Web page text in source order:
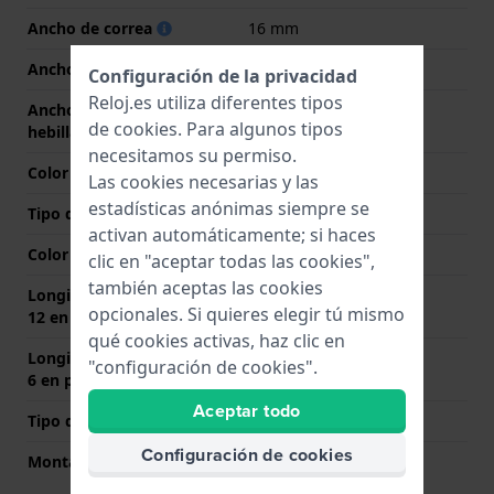
Ancho de correa
16 mm
Ancho de las asas
16 mm
Ancho de correa en la
hebilla
14 mm
Color de correa
Marrón
Tipo de cierre
Ninguno
Color del cierre
N/A
Longitud de la correa a las
12 en punto (mm)
65 mm
Longitud de la correa a las
6 en punto (mm)
105 mm
Tipo de montaje
Pasadores de resorte
Montaje Recto
Si
Configuración de la privacidad
Reloj.es utiliza diferentes tipos
de cookies. Para algunos tipos
necesitamos su permiso.
Las cookies necesarias y las
estadísticas anónimas siempre se
activan automáticamente; si haces
clic en "aceptar todas las cookies",
también aceptas las cookies
opcionales. Si quieres elegir tú mismo
qué cookies activas, haz clic en
"configuración de cookies".
Aceptar todo
Configuración de cookies